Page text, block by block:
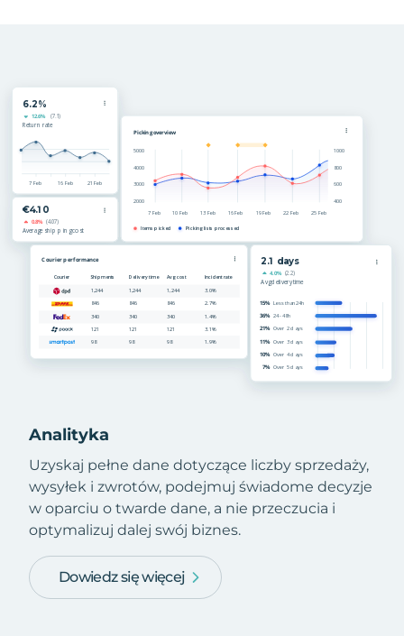
Analityka
Uzyskaj pełne dane dotyczące liczby sprzedaży,
wysyłek i zwrotów, podejmuj świadome decyzje
w oparciu o twarde dane, a nie przeczucia i
optymalizuj dalej swój biznes.
Dowiedz się więcej